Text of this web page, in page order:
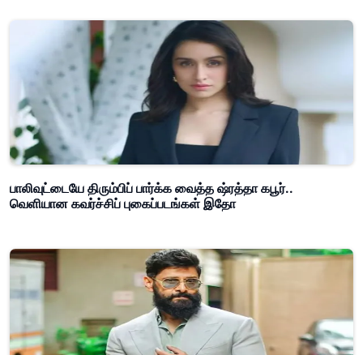
பாலிவுட்டையே திரும்பிப் பார்க்க வைத்த ஷ்ரத்தா கபூர்..
வெளியான கவர்ச்சிப் புகைப்படங்கள் இதோ